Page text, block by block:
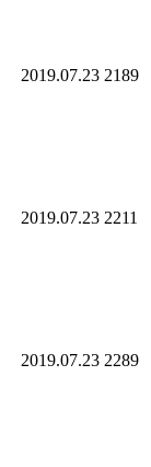
2019.07.23 2189
2019.07.23 2211
2019.07.23 2289